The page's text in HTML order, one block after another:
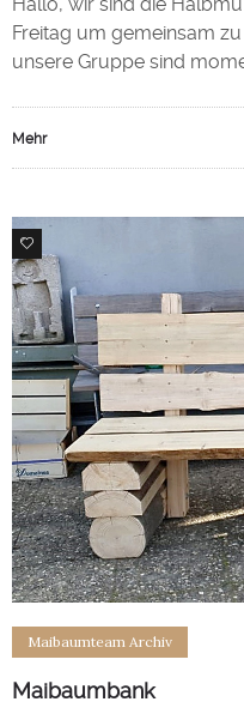
Hallo, wir sind die
Freitag um gemeinsam
unsere Gruppe sind
Mehr
0
Maibaumteam Archiv
Maibaumbank